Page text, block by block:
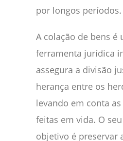
por longos períodos.
A colação de bens é
ferramenta jurídica
assegura a divisão
herança entre os
levando em conta
feitas em vida. O
objetivo é preservar